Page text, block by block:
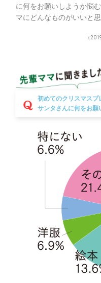
に何をお願いしようか悩
マにどんなものがいいと
（
初めてのクリスマスプ
サンタさんに何をお願